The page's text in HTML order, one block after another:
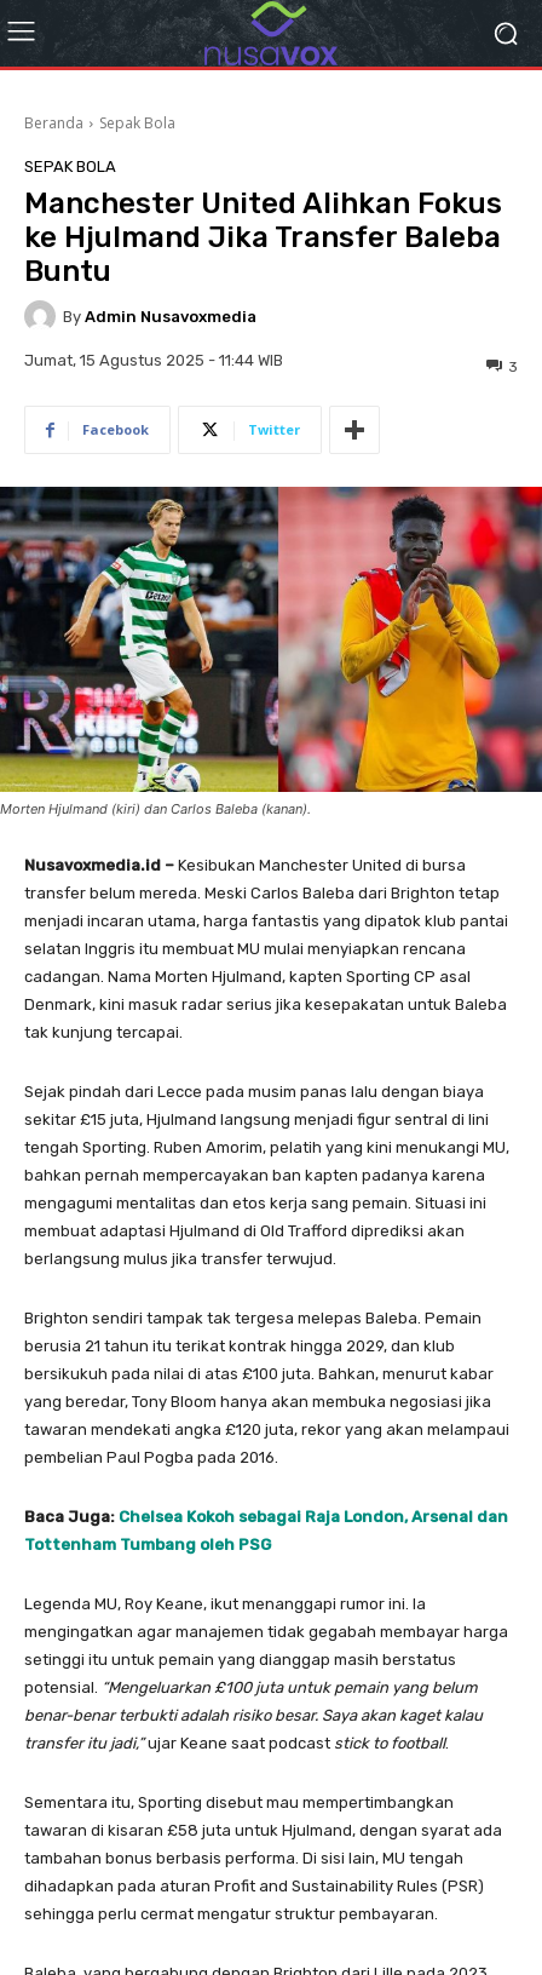
Beranda Sepak Bola
SEPAK BOLA
Manchester United Alihkan Fokus
ke Hjulmand Jika Transfer Baleba
Buntu
By Admin Nusavoxmedia
Jumat, 15 Agustus 2025 - 11:44 WIB 3
Facebook Twitter
Morten Hjulmand (kiri) dan Carlos Baleba (kanan).
Nusavoxmedia.id – Kesibukan Manchester United di bursa
transfer belum mereda. Meski Carlos Baleba dari Brighton tetap
menjadi incaran utama, harga fantastis yang dipatok klub pantai
selatan Inggris itu membuat MU mulai menyiapkan rencana
cadangan. Nama Morten Hjulmand, kapten Sporting CP asal
Denmark, kini masuk radar serius jika kesepakatan untuk Baleba
tak kunjung tercapai.
Sejak pindah dari Lecce pada musim panas lalu dengan biaya
sekitar £15 juta, Hjulmand langsung menjadi figur sentral di lini
tengah Sporting. Ruben Amorim, pelatih yang kini menukangi MU,
bahkan pernah mempercayakan ban kapten padanya karena
mengagumi mentalitas dan etos kerja sang pemain. Situasi ini
membuat adaptasi Hjulmand di Old Trafford diprediksi akan
berlangsung mulus jika transfer terwujud.
Brighton sendiri tampak tak tergesa melepas Baleba. Pemain
berusia 21 tahun itu terikat kontrak hingga 2029, dan klub
bersikukuh pada nilai di atas £100 juta. Bahkan, menurut kabar
yang beredar, Tony Bloom hanya akan membuka negosiasi jika
tawaran mendekati angka £120 juta, rekor yang akan melampaui
pembelian Paul Pogba pada 2016.
Baca Juga: Chelsea Kokoh sebagai Raja London, Arsenal dan
Tottenham Tumbang oleh PSG
Legenda MU, Roy Keane, ikut menanggapi rumor ini. Ia
mengingatkan agar manajemen tidak gegabah membayar harga
setinggi itu untuk pemain yang dianggap masih berstatus
potensial. “Mengeluarkan £100 juta untuk pemain yang belum
benar-benar terbukti adalah risiko besar. Saya akan kaget kalau
transfer itu jadi,”ujar Keane saat podcast stick to football.
Sementara itu, Sporting disebut mau mempertimbangkan
tawaran di kisaran £58 juta untuk Hjulmand, dengan syarat ada
tambahan bonus berbasis performa. Di sisi lain, MU tengah
dihadapkan pada aturan Profit and Sustainability Rules (PSR)
sehingga perlu cermat mengatur struktur pembayaran.